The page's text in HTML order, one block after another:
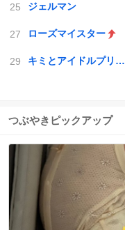
ジェルマン
ローズマイスター
キミとアイドルプリキュア♪
つぶやきピックアップ